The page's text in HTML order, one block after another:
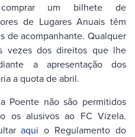
um bilhete de
de Lugares Anuais têm
de acompanhante. Qualquer
vezes dos direitos que lhe
a apresentação dos
a quota de abril.
Poente não são permitidos
os alusivos ao FC Vizela.
aqui o Regulamento do